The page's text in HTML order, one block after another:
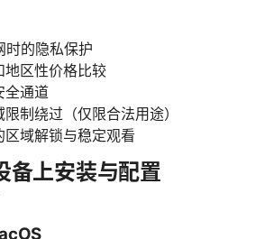
时的隐私保护
地区性价格比较
全通道
制绕过（仅限合法用途）
区域解锁与稳定观看
备上安装与配置